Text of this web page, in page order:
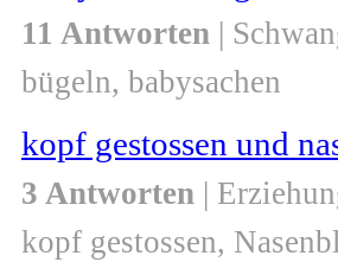
11 Antworten |
bügeln, babysachen
kopf gestossen und
3 Antworten |
kopf gestossen,